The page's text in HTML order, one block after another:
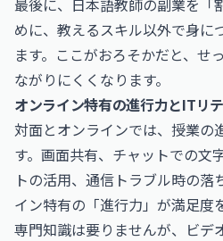
最後に、日本語教師の副業を「
めに、教えるスキル以外で身に
ます。ここがおろそかだと、せ
ながりにくくなります。
オンライン特有の進行力とITリ
対面とオンラインでは、授業の
す。画面共有、チャットでの文
トの活用、通信トラブル時の落
イン特有の「進行力」が満足度
専門知識は要りませんが、ビデ